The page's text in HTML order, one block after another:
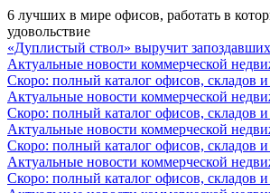
6 лучших в мире офисов, работать в
удовольствие
«Дуплистый ствол» выручит
Актуальные новости коммерческой
Скоро: полный каталог офисов, складов
Актуальные новости коммерческой
Скоро: полный каталог офисов, складов
Актуальные новости коммерческой
Скоро: полный каталог офисов, складов
Актуальные новости коммерческой
Скоро: полный каталог офисов, складов